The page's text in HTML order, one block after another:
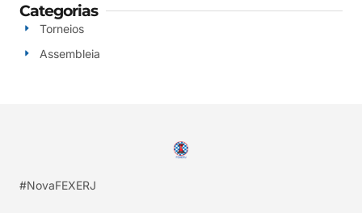
Categorias
Torneios
Assembleia
#NovaFEXERJ